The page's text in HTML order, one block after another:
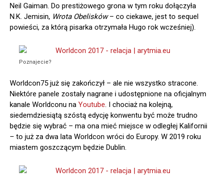
Neil Gaiman. Do prestiżowego grona w tym roku dołączyła
N.K. Jemisin, Wrota Obelisków– co ciekawe, jest to sequel
powieści, za którą pisarka otrzymała Hugo rok wcześniej).
Poznajecie?
Worldcon75 już się zakończył – ale nie wszystko stracone.
Niektóre panele zostały nagrane i udostępnione na oficjalnym
kanale Worldconu na Youtube. I chociaż na kolejną,
siedemdziesiątą szóstą edycję konwentu być może trudno
będzie się wybrać – ma ona mieć miejsce w odległej Kalifornii
– to już za dwa lata Worldcon wróci do Europy. W 2019 roku
miastem goszczącym będzie Dublin.